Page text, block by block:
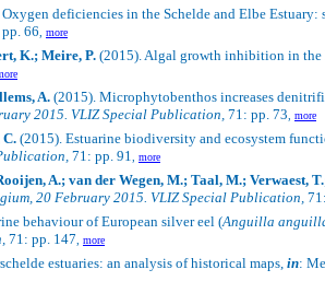
deficiencies in the Schelde and Elbe Estuary:
66 more
K.; Meire, P. (2015). Algal growth inhibition in the
A. (2015). Microphytobenthos increases
2015. VLIZ Special Publication, 71: pp. 73 more
C. (2015). Estuarine biodiversity and ecosystem
71: pp. 91 more
A.; van der Wegen, M.; Taal, M.; Verwaest,
20 February 2015. VLIZ Special Publication,
behaviour of European silver eel (Anguilla
71: pp. 147 more
estuaries: an analysis of historical maps, in: